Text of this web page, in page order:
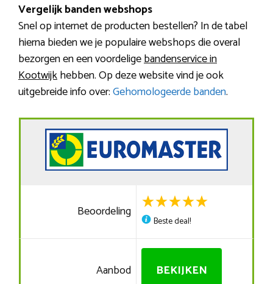
Vergelijk banden webshops
Snel op internet de producten bestellen? In de tabel
hierna bieden we je populaire webshops die overal
bezorgen en een voordeligebandenservice in
Kootwijkhebben. Op deze website vind je ook
uitgebreide info over:Gehomologeerde banden.
Beoordeling
Beste deal!
Aanbod BEKIJKEN